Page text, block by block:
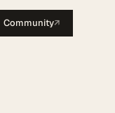
Community↗